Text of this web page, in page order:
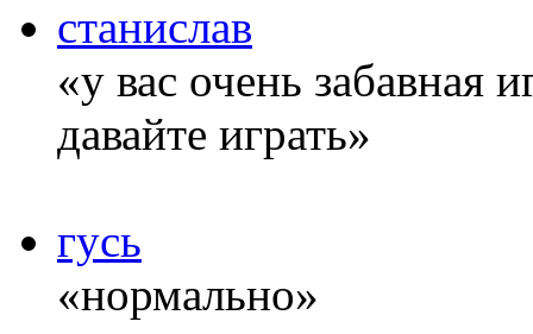
станислав
«у вас очень забавная
давайте играть»
гусь
«нормально»